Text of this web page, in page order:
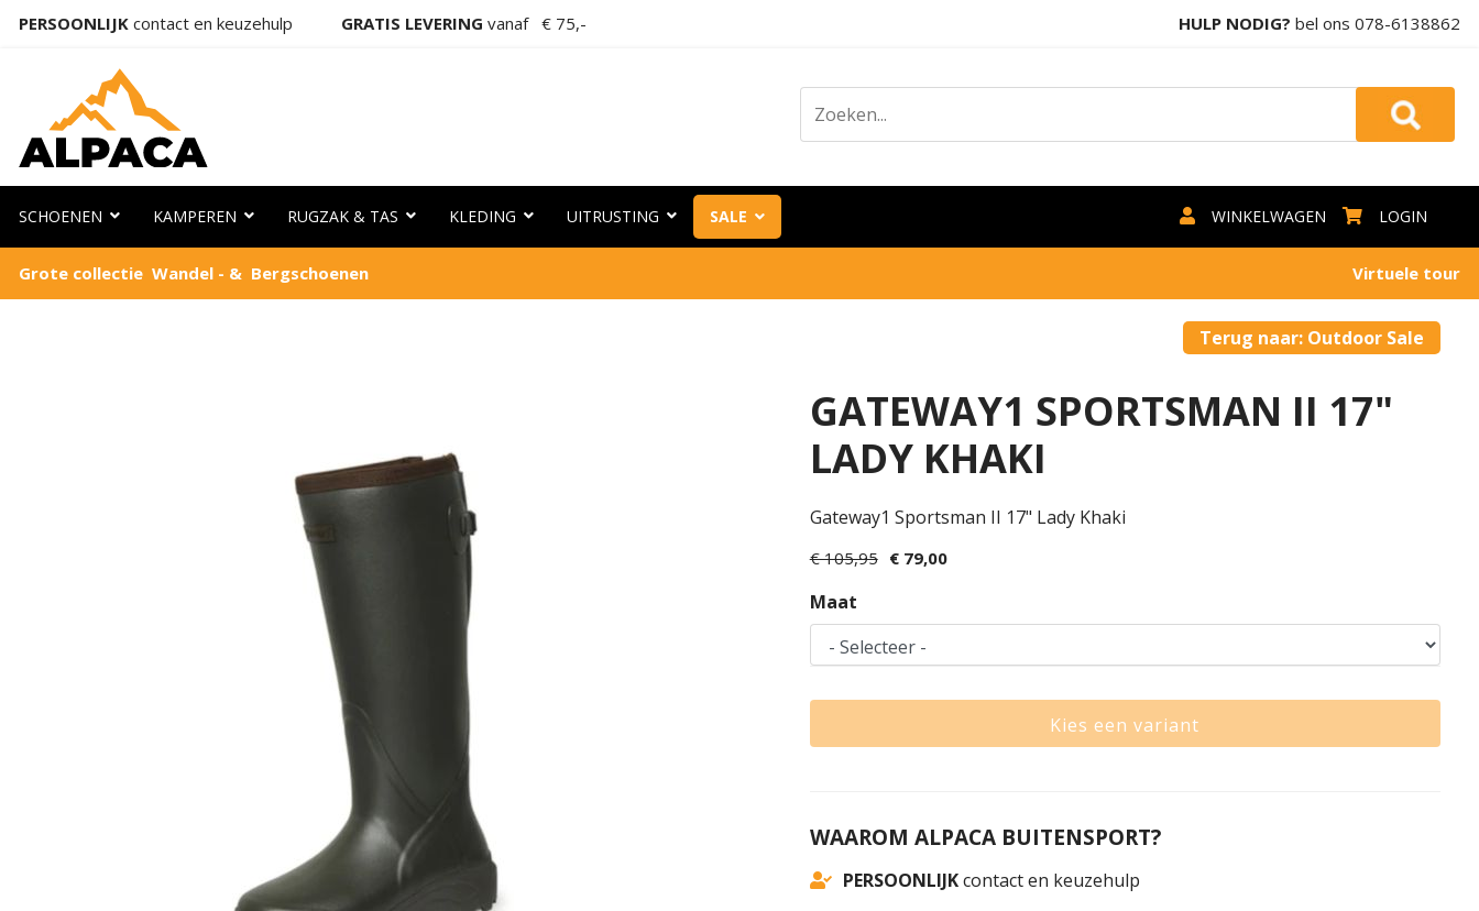
PERSOONLIJK contact en keuzehulp GRATIS LEVERING vanaf € 75,- HULP NODIG? bel ons 078-6138862
SCHOENEN KAMPEREN RUGZAK & TAS KLEDING UITRUSTING SALE LOGIN
WINKELWAGEN
Grote collectie Wandel - & Bergschoenen Virtuele tour
Terug naar: Outdoor Sale
GATEWAY1 SPORTSMAN II 17"
LADY KHAKI
Gateway1 Sportsman II 17" Lady Khaki
€ 105,95 € 79,00
Maat
Kies een variant
WAAROM ALPACA BUITENSPORT?
PERSOONLIJKcontact en keuzehulp